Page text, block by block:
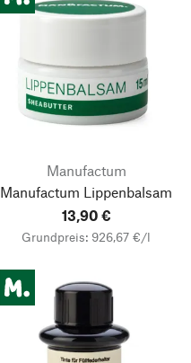
Manufactum
Manufactum Lippenbalsam
13,90 €
Grundpreis: 926,67 €/l